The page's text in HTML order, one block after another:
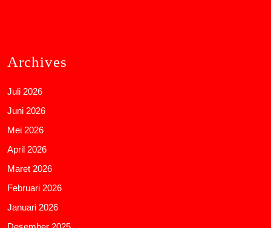
Archives
Juli 2026
Juni 2026
Mei 2026
April 2026
Maret 2026
Februari 2026
Januari 2026